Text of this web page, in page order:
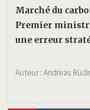
Marché du
Premier
une erreur
Auteur :Andreas